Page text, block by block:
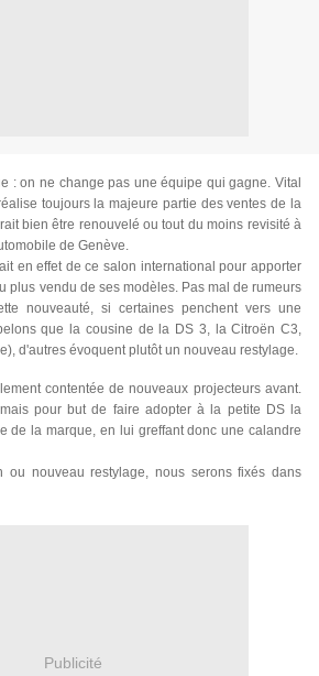
: on ne change pas une équipe qui gagne. Vital
toujours la majeure partie des ventes de la
bien être renouvelé ou tout du moins revisité à
de Genève.
en effet de ce salon international pour apporter
plus vendu de ses modèles. Pas mal de rumeurs
nouveauté, si certaines penchent vers une
que la cousine de la DS 3, la Citroën C3,
d'autres évoquent plutôt un nouveau restylage.
contentée de nouveaux projecteurs avant.
pour but de faire adopter à la petite DS la
de la marque, en lui greffant donc une calandre
ou nouveau restylage, nous serons fixés dans
Publicité